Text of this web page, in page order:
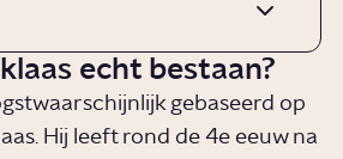
echt bestaan?
gebaseerd op
Hij leeft rond de 4e eeuw na